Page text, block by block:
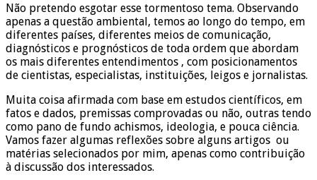
Não pretendo esgotar esse tormentoso tema. Observando
apenas a questão ambiental, temos ao longo do tempo, em
diferentes países, diferentes meios de comunicação,
diagnósticos e prognósticos de toda ordem que abordam
os mais diferentes entendimentos , com posicionamentos
de cientistas, especialistas, instituições, leigos e jornalistas.
Muita coisa afirmada com base em estudos científicos, em
fatos e dados, premissas comprovadas ou não, outras tendo
como pano de fundo achismos, ideologia, e pouca ciência.
Vamos fazer algumas reflexões sobre alguns artigos ou
matérias selecionados por mim, apenas como contribuição
à discussão dos interessados.